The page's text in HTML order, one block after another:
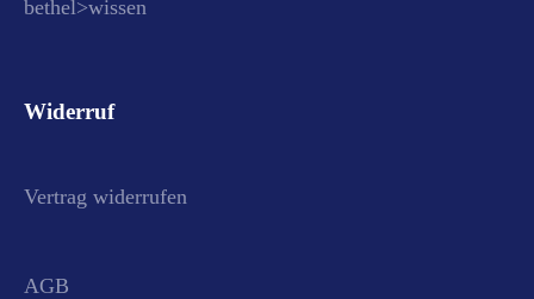
bethel>wissen
Widerruf
Vertrag widerrufen
AGB